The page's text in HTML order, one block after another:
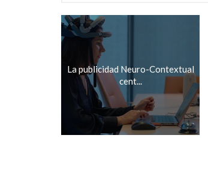
La publicidad Neuro-Contextual
cent...